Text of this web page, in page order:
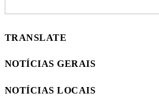
TRANSLATE
NOTÍCIAS GERAIS
NOTÍCIAS LOCAIS